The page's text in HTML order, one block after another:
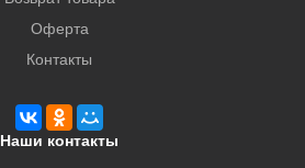
Оферта
Контакты
Наши контакты